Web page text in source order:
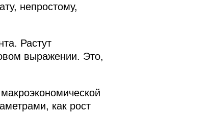
непростому,
Растут
выражении. Это,
как рост